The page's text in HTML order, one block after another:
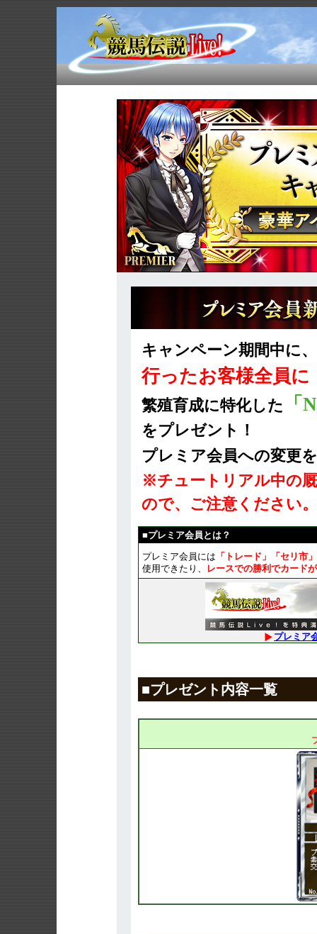
キャンペーン期間中に、
行ったお客様全員に
繁殖育成に特化した 「
をプレゼント！
プレミア会員への変更
※チュートリアル中の
ので、ご注意ください。
■プレミア会員 とは？
プレミア会員には 「トレード」「セリ市
使用できたり、
レースでの勝利でカード
プレミア
■プレゼント内容一覧